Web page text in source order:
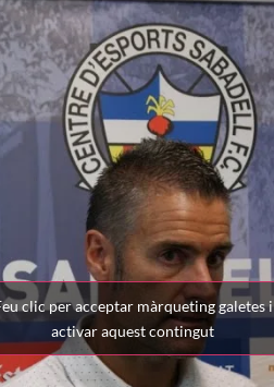
clic per acceptar màrqueting galetes i
activar aquest contingut